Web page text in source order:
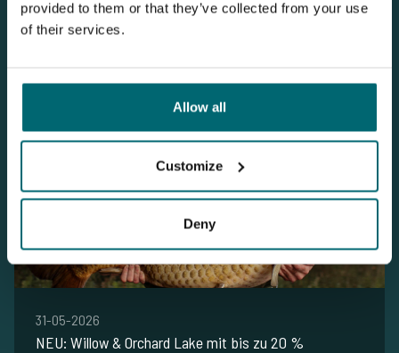
provided to them or that they’ve collected from your use
of their services.
Allow all
Customize
Deny
Beitrag von The Carp Specialist
31-05-2026
NEU: Willow & Orchard Lake mit bis zu 20 %